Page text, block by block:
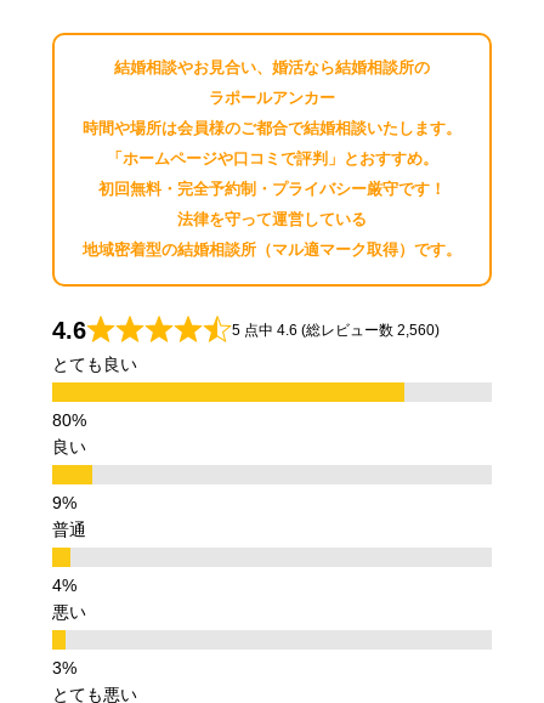
結婚相談やお見合い、婚活なら結婚相談所の
ラポールアンカー
時間や場所は会員様のご都合で結婚相談いたします。
「ホームページや口コミで評判」とおすすめ。
初回無料・完全予約制・プライバシー厳守です！
法律を守って運営している
地域密着型の結婚相談所（マル適マーク取得）です。
4.6 5 点中 4.6 (総レビュー数 2,560)
とても良い
良い
普通
悪い
とても悪い